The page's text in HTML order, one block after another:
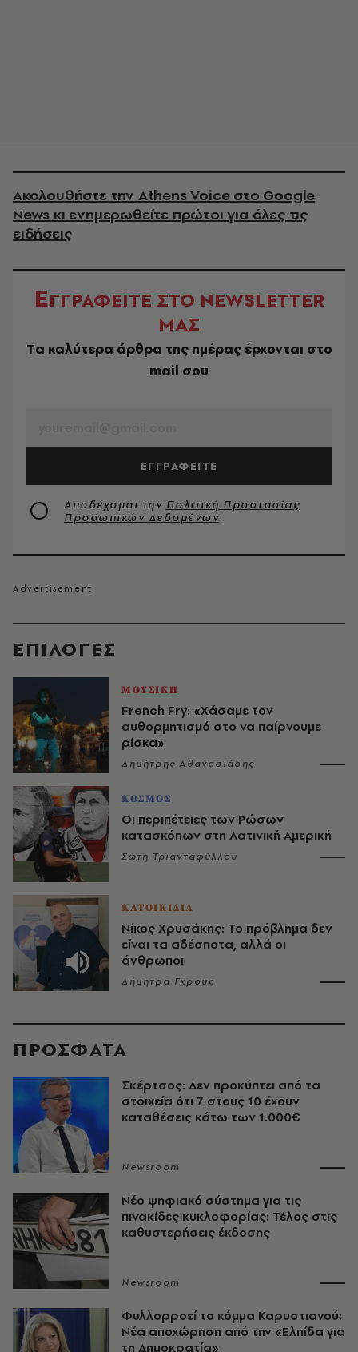
EΠΙΛΟΓΈΣ
ΜΟΥΣΙΚΗ
French Fry: «Χάσαμε τον
αυθορμητισμό στο να παίρνουμε
ρίσκα»
Δημήτρης Αθανασιάδης
ΚΟΣΜΟΣ
Οι περιπέτειες των Ρώσων
κατασκόπων στη Λατινική Αμερική
Σώτη Τριανταφύλλου
ΚΑΤΟΙΚΙΔΙΑ
Νίκος Χρυσάκης: Το πρόβλημα δεν
είναι τα αδέσποτα, αλλά οι
άνθρωποι
Δήμητρα Γκρους
Ακολουθήστε την Athens Voice στο Google
News κι ενημερωθείτε πρώτοι για όλες τις
ειδήσεις
ΕΓΓΡΑΦΕΙΤΕ ΣΤΟ NEWSLETTER
ΜΑΣ
Tα καλύτερα άρθρα της ημέρας έρχονται στο
mail σου
ΕΓΓΡΑΦΕΙΤΕ
Αποδέχομαι την Πολιτική Προστασίας
Προσωπικών Δεδομένων
ΠΡΟΣΦΑΤΑ
Σκέρτσος: Δεν προκύπτει από τα
στοιχεία ότι 7 στους 10 έχουν
καταθέσεις κάτω των 1.000€
Newsroom
Νέο ψηφιακό σύστημα για τις
πινακίδες κυκλοφορίας: Τέλος στις
καθυστερήσεις έκδοσης
Newsroom
Φυλλορροεί το κόμμα Καρυστιανού:
Νέα αποχώρηση από την «Ελπίδα για
τη Δημοκρατία»